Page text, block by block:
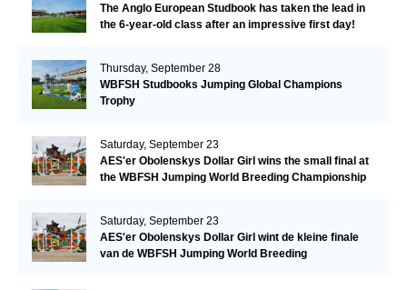
The Anglo European Studbook has taken the lead in
the 6-year-old class after an impressive first day!​
Thursday, September 28
WBFSH Studbooks Jumping Global Champions
Trophy
Saturday, September 23
AES'er Obolenskys Dollar Girl wins the small final at
the WBFSH Jumping World Breeding Championship
Saturday, September 23
AES'er Obolenskys Dollar Girl wint de kleine finale
van de WBFSH Jumping World Breeding